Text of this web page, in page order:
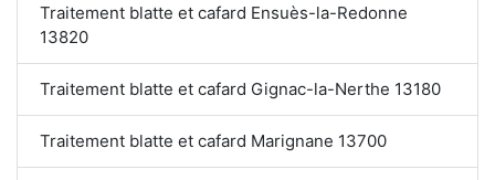
Traitement blatte et cafard Ensuès-la-Redonne
13820
Traitement blatte et cafard Gignac-la-Nerthe 13180
Traitement blatte et cafard Marignane 13700